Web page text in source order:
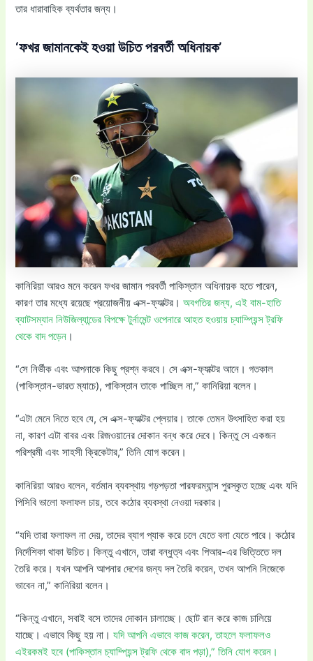
তার ধারাবাহিক ব্যর্থতার জন্য।
‘ফখর জামানকেই হওয়া উচিত পরবর্তী অধিনায়ক’
কানিরিয়া আরও মনে করেন ফখর জামান পরবর্তী পাকিস্তান অধিনায়ক হতে পারেন,
কারণ তার মধ্যে রয়েছে প্রয়োজনীয় এক্স-ফ্যাক্টর।অবগতির জন্য, এই বাম-হাতি
ব্যাটসম্যান নিউজিল্যান্ডের বিপক্ষে টুর্নামেন্ট ওপেনারে আহত হওয়ায় চ্যাম্পিয়ন্স ট্রফি
থেকে বাদ পড়েন ।
“সে নির্ভীক এবং আপনাকে কিছু প্রশ্ন করবে। সে এক্স-ফ্যাক্টর আনে। গতকাল
(পাকিস্তান-ভারত ম্যাচে), পাকিস্তান তাকে পাচ্ছিল না,” কানিরিয়া বলেন।
“এটা মেনে নিতে হবে যে, সে এক্স-ফ্যাক্টর প্লেয়ার। তাকে তেমন উৎসাহিত করা হয়
না, কারণ এটা বাবর এবং রিজওয়ানের দোকান বন্ধ করে দেবে। কিন্তু সে একজন
পরিশ্রমী এবং সাহসী ক্রিকেটার,” তিনি যোগ করেন।
কানিরিয়া আরও বলেন, বর্তমান ব্যবস্থায় গড়পড়তা পারফরম্যান্স পুরস্কৃত হচ্ছে এবং যদি
পিসিবি ভালো ফলাফল চায়, তবে কঠোর ব্যবস্থা নেওয়া দরকার।
“যদি তারা ফলাফল না দেয়, তাদের ব্যাগ প্যাক করে চলে যেতে বলা যেতে পারে। কঠোর
নির্দেশিকা থাকা উচিত। কিন্তু এখানে, তারা বন্ধুত্ব এবং পিআর-এর ভিত্তিতে দল
তৈরি করে। যখন আপনি আপনার দেশের জন্য দল তৈরি করেন, তখন আপনি নিজেকে
ভাবেন না,” কানিরিয়া বলেন।
“কিন্তু এখানে, সবাই বসে তাদের দোকান চালাচ্ছে। ছোট রান করে কাজ চালিয়ে
যাচ্ছে। এভাবে কিছু হয় না।যদি আপনি এভাবে কাজ করেন, তাহলে ফলাফলও
এইরকমই হবে (পাকিস্তান চ্যাম্পিয়ন্স ট্রফি থেকে বাদ পড়া),” তিনি যোগ করেন।